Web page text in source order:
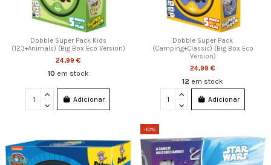
Dobble Super Pack Kids
(123+Animals) (Big Box Eco Version)
24,99 €
10 em stock
Adicionar
Dobble Super Pack
(Camping+Classic) (Big Box Eco
Version)
24,99 €
12 em stock
Adicionar
-10%